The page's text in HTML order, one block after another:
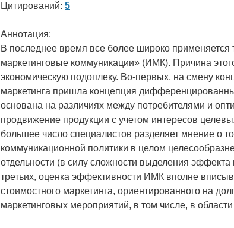
Цитирований: 5
Аннотация:
В последнее время все более широко применяется
маркетинговые коммуникации» (ИМК). Причина
экономическую подоплеку. Во-первых, на смену
маркетинга пришла концепция
основана на различиях между потребителями и
продвижение продукции с учетом интересов
большее число специалистов разделяет мнение о
коммуникационной политики в целом
отдельности (в силу сложности выделения эффекта
третьих, оценка эффективности ИМК вполне
стоимостного маркетинга, ориентированного на
маркетинговых мероприятий, в том числе, в